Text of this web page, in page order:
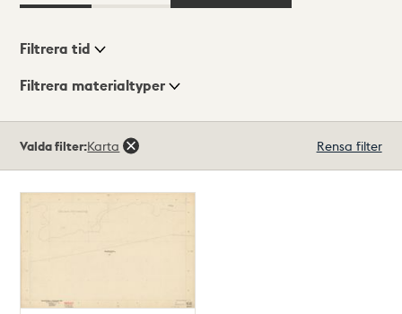
Visningsläge
Filtrera tid
Filtrera materialtyper
träffar
Valda filter:Karta Rensa filter